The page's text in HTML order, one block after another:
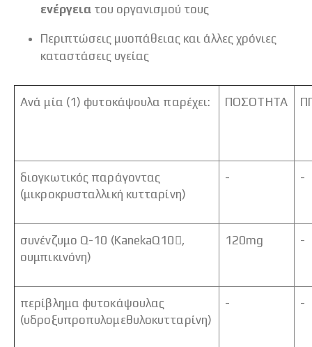
ενέργεια του οργανισμού τους
Περιπτώσεις μυοπάθειας και άλλες χρόνιες
καταστάσεις υγείας
Ανά μία (1) φυτοκάψουλα παρέχει: ΠΟΣΟΤΗΤΑ
διογκωτικός παράγοντας
(μικροκρυσταλλική κυτταρίνη)
- -
συνένζυμο Q-10 (KanekaQ10,
ουμπικινόνη)
120mg -
περίβλημα φυτοκάψουλας
(υδροξυπροπυλομεθυλοκυτταρίνη)
- -